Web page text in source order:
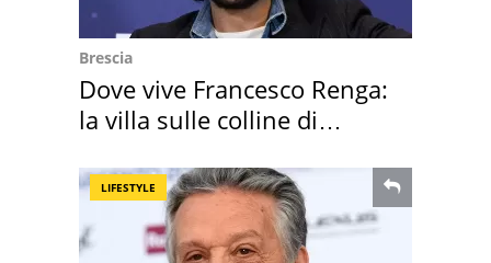
Brescia
Dove vive Francesco Renga:
la villa sulle colline di
LIFESTYLE